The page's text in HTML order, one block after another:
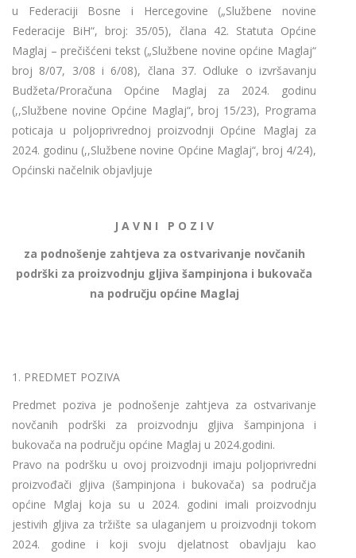
u Federaciji Bosne i Hercegovine („Službene novine
Federacije BiH“, broj: 35/05), člana 42. Statuta Općine
Maglaj – prečišćeni tekst („Službene novine općine Maglaj“
broj 8/07, 3/08 i 6/08), člana 37. Odluke o izvršavanju
Budžeta/Proračuna Općine Maglaj za 2024. godinu
(,,Službene novine Općine Maglaj“, broj 15/23), Programa
poticaja u poljoprivrednoj proizvodnji Općine Maglaj za
2024. godinu (,,Službene novine Općine Maglaj“, broj 4/24),
Općinski načelnik objavljuje
J A V N I P O Z I V
za podnošenje zahtjeva za ostvarivanje novčanih
podrški za proizvodnju gljiva šampinjona i bukovača
na području općine Maglaj
1. PREDMET POZIVA
Predmet poziva je podnošenje zahtjeva za ostvarivanje
novčanih podrški za proizvodnju gljiva šampinjona i
bukovača na području općine Maglaj u 2024.godini.
Pravo na podršku u ovoj proizvodnji imaju poljoprivredni
proizvođači gljiva (šampinjona i bukovača) sa područja
općine Mglaj koja su u 2024. godini imali proizvodnju
jestivih gljiva za tržište sa ulaganjem u proizvodnji tokom
2024. godine i koji svoju djelatnost obavljaju kao